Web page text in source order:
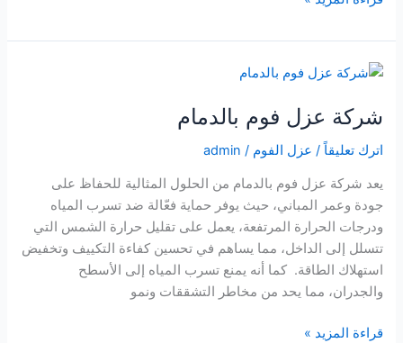
تسربات
بالإحساء
شركة عزل فوم بالدمام
اترك تعليقاً / عزل الفوم /
admin
يعد شركة عزل فوم بالدمام من الحلول المثالية للحفاظ على
جودة وعمر المباني، حيث يوفر حماية فعّالة ضد تسرب المياه
ودرجات الحرارة المرتفعة، يعمل على تقليل حرارة الشمس التي
تتسلل إلى الداخل، مما يساهم في تحسين كفاءة التكييف وتخفيض
استهلاك الطاقة. كما أنه يمنع تسرب المياه إلى الأسطح
والجدران، مما يحد من مخاطر التشققات ونمو
شركة
قراءة المزيد »